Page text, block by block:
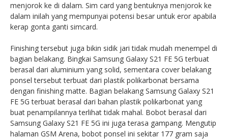
menjorok ke di dalam. Sim card yang bentuknya menjorok ke
dalam inilah yang mempunyai potensi besar untuk eror apabila
kerap gonta ganti simcard.
Finishing tersebut juga bikin sidik jari tidak mudah menempel di
bagian belakang. Bingkai Samsung Galaxy S21 FE 5G terbuat
berasal dari aluminium yang solid, sementara cover belakang
ponsel tersebut terbuat dari plastik polikarbonat bersama
dengan finishing matte. Bagian belakang Samsung Galaxy S21
FE 5G terbuat berasal dari bahan plastik polikarbonat yang
buat penampilannya terlihat tidak mahal. Bobot berasal dari
Samsung Galaxy S21 FE 5G ini juga terasa gampang. Mengutip
halaman GSM Arena, bobot ponsel ini sekitar 177 gram saja